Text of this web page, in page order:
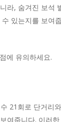
라, 숨겨진 보
있는지를 보
에 유의하세요.
21회로 단거
여줍니다. 이러